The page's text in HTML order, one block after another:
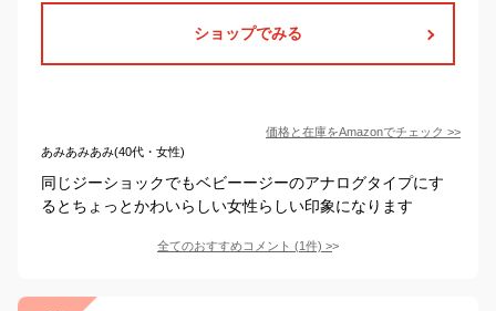
ショップでみる
価格と在庫をAmazonでチェック >>
あみあみあみ(40代・女性)
同じジーショックでもベビーージーのアナログタイプにす
るとちょっとかわいらしい女性らしい印象になります
全てのおすすめコメント (1件) >